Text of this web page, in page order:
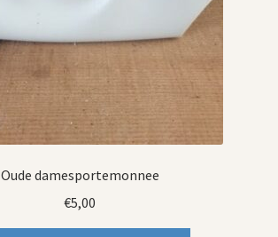
Oude damesportemonnee
€5,00